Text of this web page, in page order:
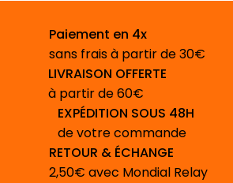
Paiement en 4x
sans frais à partir de 30€
LIVRAISON OFFERTE
à partir de 60€
EXPÉDITION SOUS 48H
de votre commande
RETOUR & ÉCHANGE
2,50€ avec Mondial Relay